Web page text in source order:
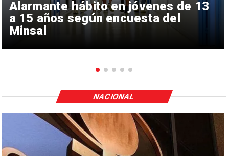
Alarmante hábito en jóvenes de 13
a 15 años según encuesta del
Minsal
NACIONAL